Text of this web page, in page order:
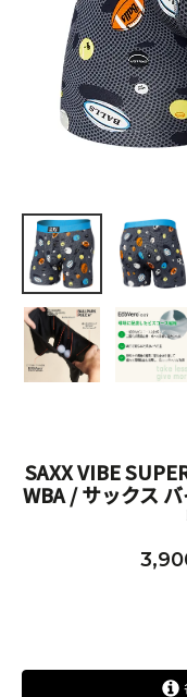
SAXX VIBE
WBA / サックス